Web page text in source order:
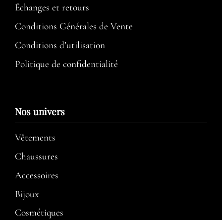
Échanges et retours
Conditions Générales de Vente
Conditions d’utilisation​
Politique de confidentialité
Nos univers
Vêtements
Chaussures
Accessoires
Bijoux
Cosmétiques